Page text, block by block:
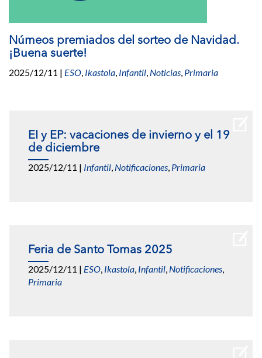
Númeos premiados del sorteo de Navidad.
¡Buena suerte!
2025/12/11 | ESO, Ikastola, Infantil, Noticias, Primaria
EI y EP: vacaciones de invierno y el 19
de diciembre
2025/12/11 | Infantil, Notificaciones, Primaria
Feria de Santo Tomas 2025
2025/12/11 | ESO, Ikastola, Infantil, Notificaciones,
Primaria